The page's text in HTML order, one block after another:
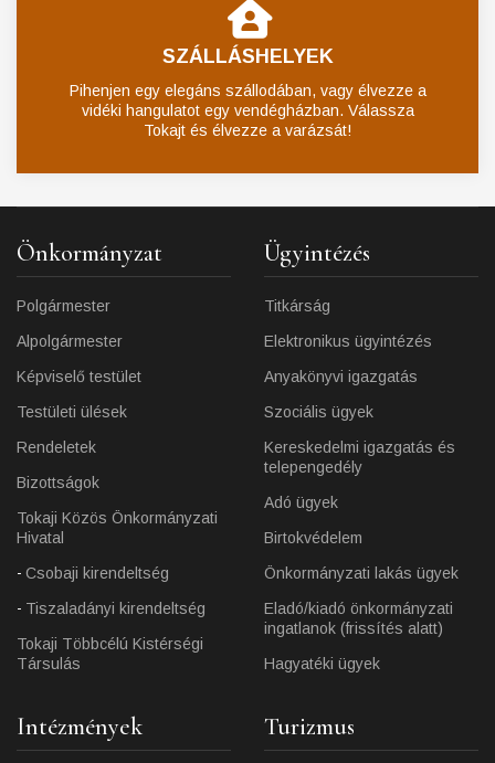
SZÁLLÁSHELYEK
Pihenjen egy elegáns szállodában, vagy élvezze a
vidéki hangulatot egy vendégházban. Válassza
Tokajt és élvezze a varázsát!
Önkormányzat
Polgármester
Alpolgármester
Képviselő testület
Testületi ülések
Rendeletek
Bizottságok
Tokaji Közös Önkormányzati
Hivatal
Csobaji kirendeltség
Tiszaladányi kirendeltség
Tokaji Többcélú Kistérségi
Társulás
Ügyintézés
Titkárság
Elektronikus ügyintézés
Anyakönyvi igazgatás
Szociális ügyek
Kereskedelmi igazgatás és
telepengedély
Adó ügyek
Birtokvédelem
Önkormányzati lakás ügyek
Eladó/kiadó önkormányzati
ingatlanok (frissítés alatt)
Hagyatéki ügyek
Intézmények Turizmus